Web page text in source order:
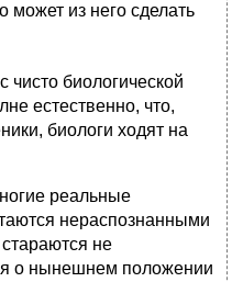
может из него сделать
чисто биологической
естественно, что,
биологи ходят на
реальные
нераспознанными
стараются не
о нынешнем положении